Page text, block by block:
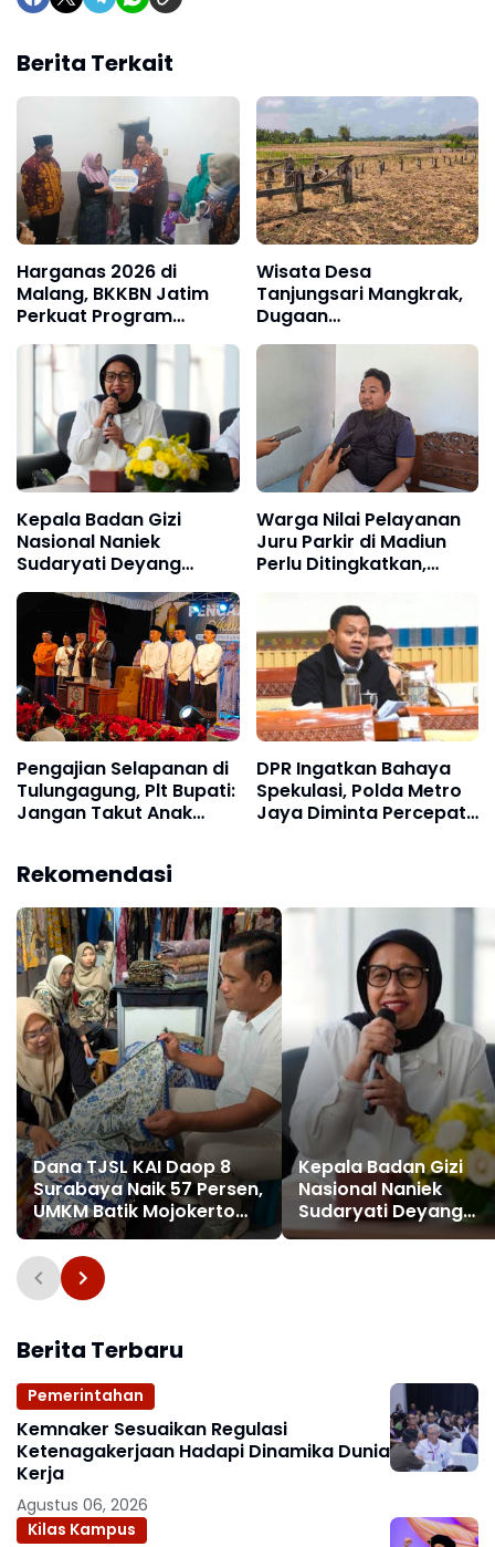
Berita Terkait
Harganas 2026 di
Malang, BKKBN Jatim
Perkuat Program
GENTING dan
Percepatan Penurunan
Wisata Desa
Tanjungsari Mangkrak,
Dugaan
Penyalahgunaan Dana
Kepala Badan Gizi
Nasional Naniek
Sudaryati Deyang
Mengundurkan Diri, Ini
Alasannya
Warga Nilai Pelayanan
Juru Parkir di Madiun
Perlu Ditingkatkan,
Pengajian Selapanan di
Tulungagung, Plt Bupati:
Jangan Takut Anak
DPR Ingatkan Bahaya
Spekulasi, Polda Metro
Jaya Diminta Percepat
Rekomendasi
Dana TJSL KAI Daop 8
Surabaya Naik 57 Persen,
UMKM Batik Mojokerto
Tembus Indonesia
Fashion Week 2026
Kepala Badan Gizi
Nasional Naniek
Sudaryati Deyang
Mengundurkan Diri,
Berita Terbaru
Pemerintahan
Kemnaker Sesuaikan Regulasi
Ketenagakerjaan Hadapi Dinamika Dunia
Kerja
Agustus 06, 2026
Kilas Kampus